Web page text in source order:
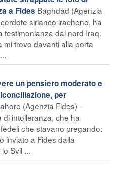
a Fides Baghdad (Agenzia
sirianco iracheno, ha
testimonianza dal nord Iraq.
mi trovo davanti alla porta
un pensiero moderato e
per
(Agenzia Fides) -
intolleranza, che ha
che stavano pregando:
inviato a Fides dalla
Svil ...